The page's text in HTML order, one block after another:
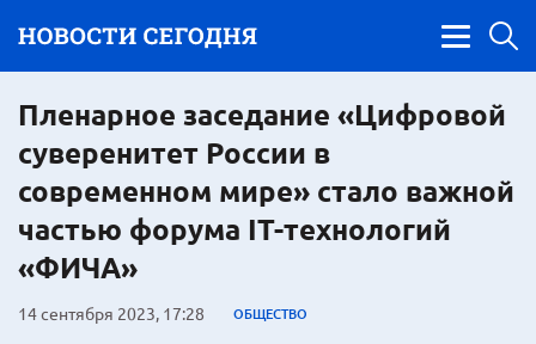
Пленарное заседание «Цифровой
суверенитет России в
современном мире» стало важной
частью форума IT-технологий
«ФИЧА»
14 сентября 2023, 17:28 ОБЩЕСТВО